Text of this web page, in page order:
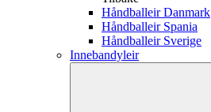
Håndballeir Danmark
Håndballeir Spania
Håndballeir Sverige
Innebandyleir